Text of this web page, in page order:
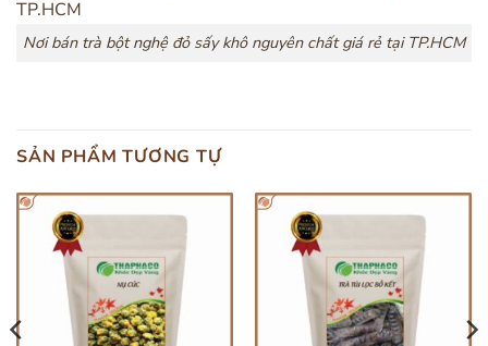
Nơi bán trà bột nghệ đỏ sấy khô nguyên chất giá rẻ tại TP.HCM
SẢN PHẨM TƯƠNG TỰ
HẾT HÀNG